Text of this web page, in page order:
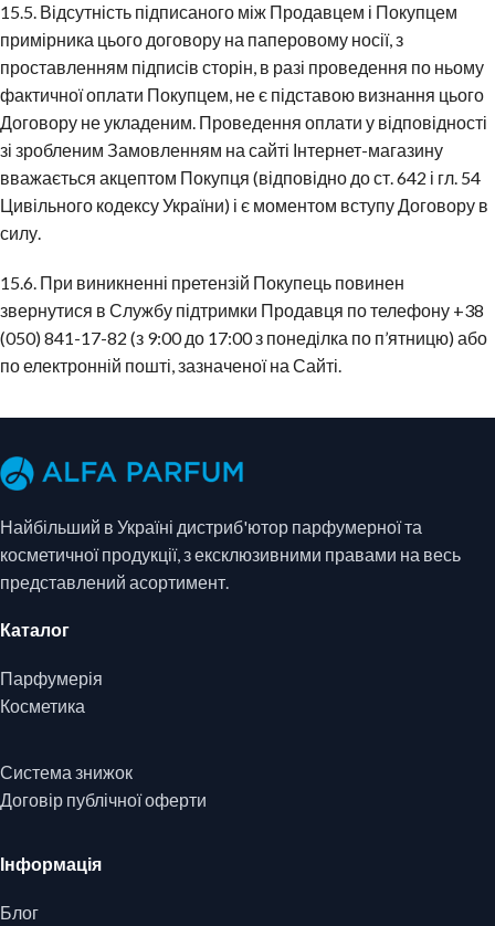
15.5. Відсутність підписаного між Продавцем і Покупцем
примірника цього договору на паперовому носії, з
проставленням підписів сторін, в разі проведення по ньому
фактичної оплати Покупцем, не є підставою визнання цього
Договору не укладеним. Проведення оплати у відповідності
зі зробленим Замовленням на сайті Інтернет-магазину
вважається акцептом Покупця (відповідно до ст. 642 і гл. 54
Цивільного кодексу України) і є моментом вступу Договору в
силу.
15.6. При виникненні претензій Покупець повинен
звернутися в Службу підтримки Продавця по телефону +38
(050) 841-17-82 (з 9:00 до 17:00 з понеділка по п’ятницю) або
по електронній пошті, зазначеної на Сайті.
Найбільший в Україні дистриб'ютор парфумерної та
косметичної продукції, з ексклюзивними правами на весь
представлений асортимент.
Каталог
Парфумерія
Косметика
Система знижок
Договір публічної оферти
Інформація
Блог